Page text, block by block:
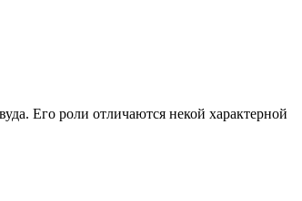
Его роли отличаются некой характерной